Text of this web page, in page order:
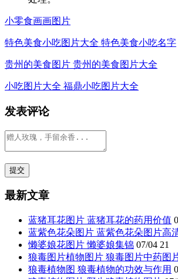
小零食画画图片
特色美食小吃图片大全 特色美食小吃名字
贵州的美食图片 贵州的美食图片大全
小吃图片大全 福鼎小吃图片大全
发表评论
最新文章
蓝猪耳花图片 蓝猪耳花的药用价值
蓝紫色花朵图片 蓝紫色花朵图片高
懒婆娘花图片 懒婆娘集锦 07/04 21
狼毒图片植物图片 狼毒图片中药图
狼毒植物图 狼毒植物的功效与作用